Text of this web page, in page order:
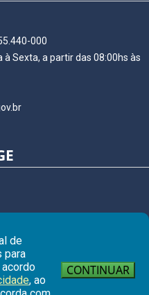
000
Sexta, a partir das 08:00hs às
de
para
, ao
CONTINUAR